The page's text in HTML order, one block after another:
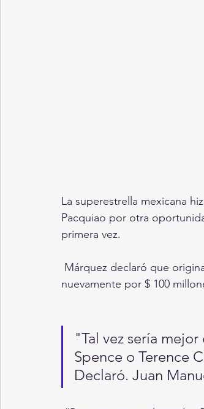
La superestrella mexicana
Pacquiao por otra
primera vez.
nuevamente por $ 100
"Tal vez sería
Spence o Terence
Declaró. Juan